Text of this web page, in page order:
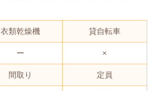
衣類乾燥機 貸自転車
ー ×
間取り 定員